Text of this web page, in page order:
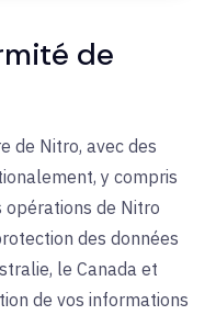
de
de Nitro, avec des
y compris
opérations de Nitro
des données
le Canada et
de vos informations